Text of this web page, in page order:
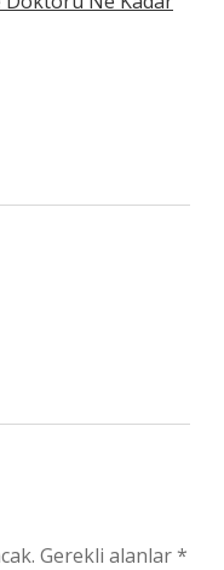
Gerekli alanlar*